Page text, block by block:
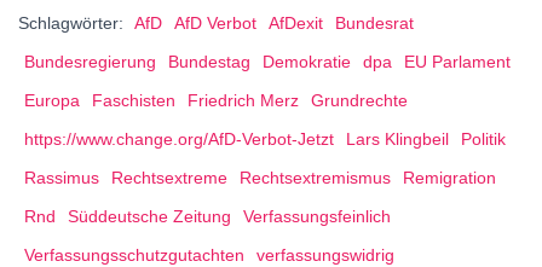
Schlagwörter: AfD AfD Verbot AfDexit
Bundesrat
Bundesregierung
Bundestag Demokratie dpa
EU Parlament
Europa
Faschisten Friedrich Merz
Grundrechte
https://www.change.org/AfD-Verbot-Jetzt
Lars Klingbeil
Politik
Rassimus
Rechtsextreme Rechtsextremismus
Remigration
Rnd
Süddeutsche Zeitung
Verfassungsfeinlich
Verfassungsschutzgutachten
verfassungswidrig